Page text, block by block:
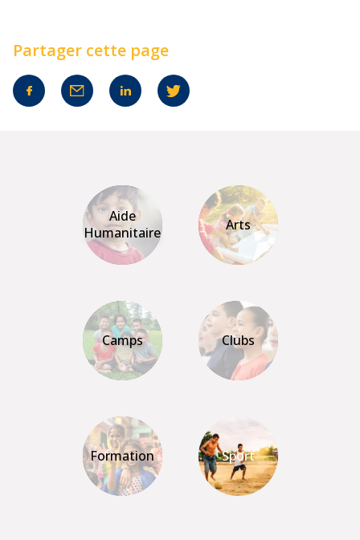
Partager cette page
Aide
Humanitaire
Arts
Camps Clubs
Formation Sport